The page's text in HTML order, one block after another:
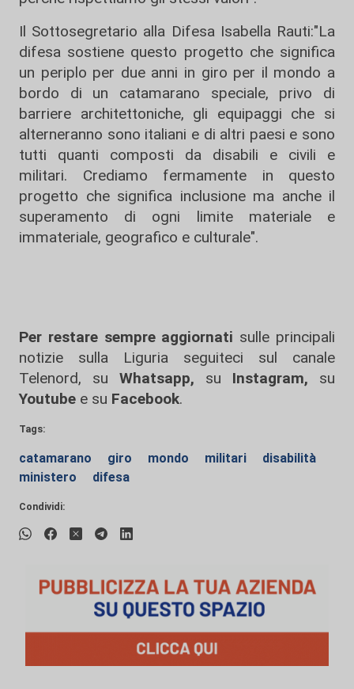
Il Sottosegretario alla Difesa Isabella Rauti:"La
difesa sostiene questo progetto che significa
un periplo per due anni in giro per il mondo a
bordo di un catamarano speciale, privo di
barriere architettoniche, gli equipaggi che si
alterneranno sono italiani e di altri paesi e sono
tutti quanti composti da disabili e civili e
militari. Crediamo fermamente in questo
progetto che significa inclusione ma anche il
superamento di ogni limite materiale e
immateriale, geografico e culturale".
Per restare sempre aggiornati sulle principali
notizie sulla Liguria seguiteci sul canale
Telenord, su
Whatsapp, su Instagram, su
Youtube e su Facebook.
Tags:
catamarano giro mondo militari
disabilità
ministero
difesa
Condividi: